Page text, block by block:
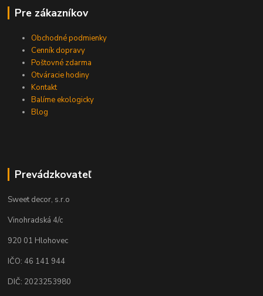
Pre zákazníkov
Obchodné podmienky
Cenník dopravy
Poštovné zdarma
Otváracie hodiny
Kontakt
Balíme ekologicky
Blog
Prevádzkovateľ
Sweet decor, s.r.o
Vinohradská 4/c
920 01 Hlohovec
IČO: 46 141 944
DIČ: 2023253980